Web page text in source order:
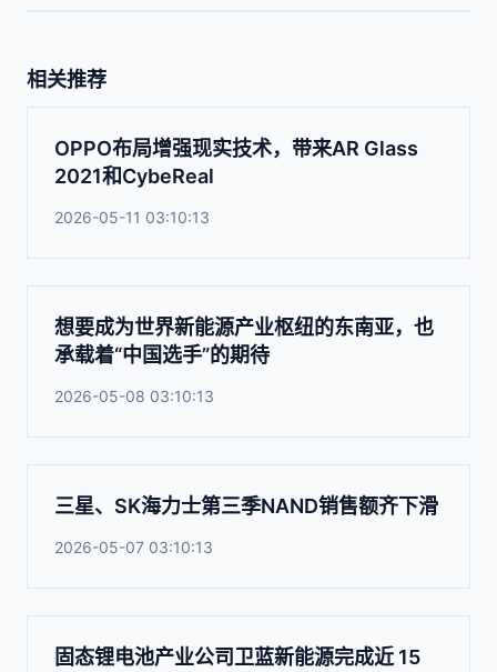
相关推荐
OPPO布局增强现实技术，带来AR Glass
2021和CybeReal
2026-05-11 03:10:13
想要成为世界新能源产业枢纽的东南亚，也
承载着“中国选手”的期待
2026-05-08 03:10:13
三星、SK海力士第三季NAND销售额齐下滑
2026-05-07 03:10:13
固态锂电池产业公司卫蓝新能源完成近 15